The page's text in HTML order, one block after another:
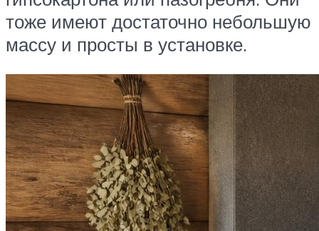
тоже имеют достаточно небольшую
массу и просты в установке.